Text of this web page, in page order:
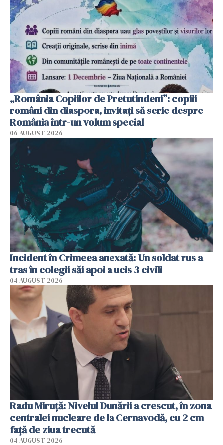
„România Copiilor de Pretutindeni”: copiii
români din diaspora, invitați să scrie despre
România într-un volum special
06 AUGUST 2026
Incident în Crimeea anexată: Un soldat rus a
tras în colegii săi apoi a ucis 3 civili
04 AUGUST 2026
Radu Miruţă: Nivelul Dunării a crescut, în zona
centralei nucleare de la Cernavodă, cu 2 cm
faţă de ziua trecută
04 AUGUST 2026